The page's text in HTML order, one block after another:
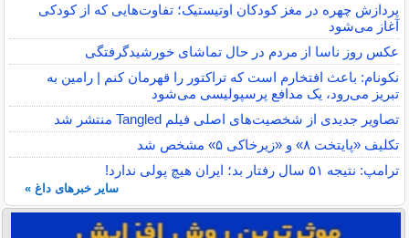
پردازش چهره در مغز کودکان اوتیستیک؛ تفاوت‌هایی که از کودکی
آغاز می‌شود
عکس روز ناسا از مردم در حال تماشای خورشیدگرفتگی
نکونام: باعث افتخارم است که تراکتور را قهرمان کنم | رامین به
تبریز می‌رود، یک مدافع پرسپولیسی می‌شود
تصاویر جدیدی از شخصیت‌های اصلی فیلم Tangled منتشر شد
تکلیف «پایتخت ۸» و «زیرخاکی ۵» مشخص شد
ترامپ: نتیجه ۵۱ سال رفتار بد؛ ایران هیچ پولی ندارد!
سایر خبرهای داغ »